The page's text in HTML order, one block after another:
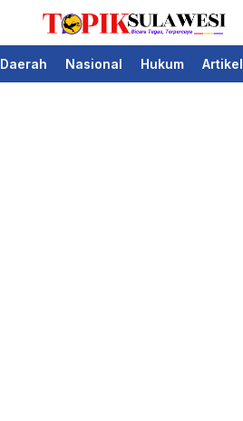
Topik Sulawesi
Bicara Tegas Terpercaya
Daerah Nasional Hukum Artikel